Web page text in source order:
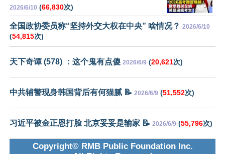
2026/6/10 (66,830次)
全国政协委员称“坚持外交大权在中央” 啥情况？ 2026/6/10
(54,815次)
天下奇谭 (578) ：这个鬼有点傻 2026/6/9 (20,621次)
中共辅警现身韩国背后有何猫腻 📝 2026/6/9 (51,552次)
习近平被金正恩打脸 北京妥妥是输家 📝 2026/6/9 (55,796次)
Copyright© RMB Public Foundation Inc.